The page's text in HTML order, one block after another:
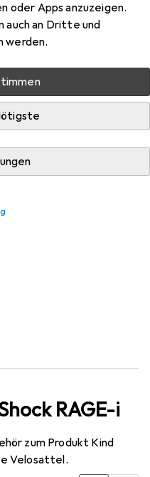
oder Apps anzuzeigen.
auch an Dritte und
werden.
i
RAGE-i
zum Produkt Kind
Velosattel.